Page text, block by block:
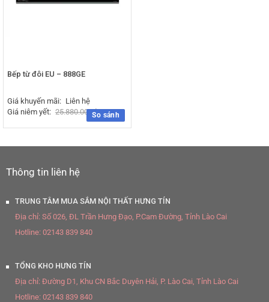
So sánh
Bếp từ đôi EU – 888GE
Giá khuyến mãi: Liên hệ
Giá niêm yết: 25.880.000₫
Thông tin liên hệ
TRUNG TÂM MUA SẮM NỘI THẤT HƯNG TÍN
Địa chỉ: Số 026, ĐL Trần Hưng Đạo, P.Cam Đường, Tỉnh Lào Cai
Hotline: 02143 839 840
TỔNG KHO HƯNG TÍN
Địa chỉ: Đường D1, Khu CN Bắc Duyên Hải, P. Lào Cai, Tỉnh Lào Cai
Hotline: 02143 839 840